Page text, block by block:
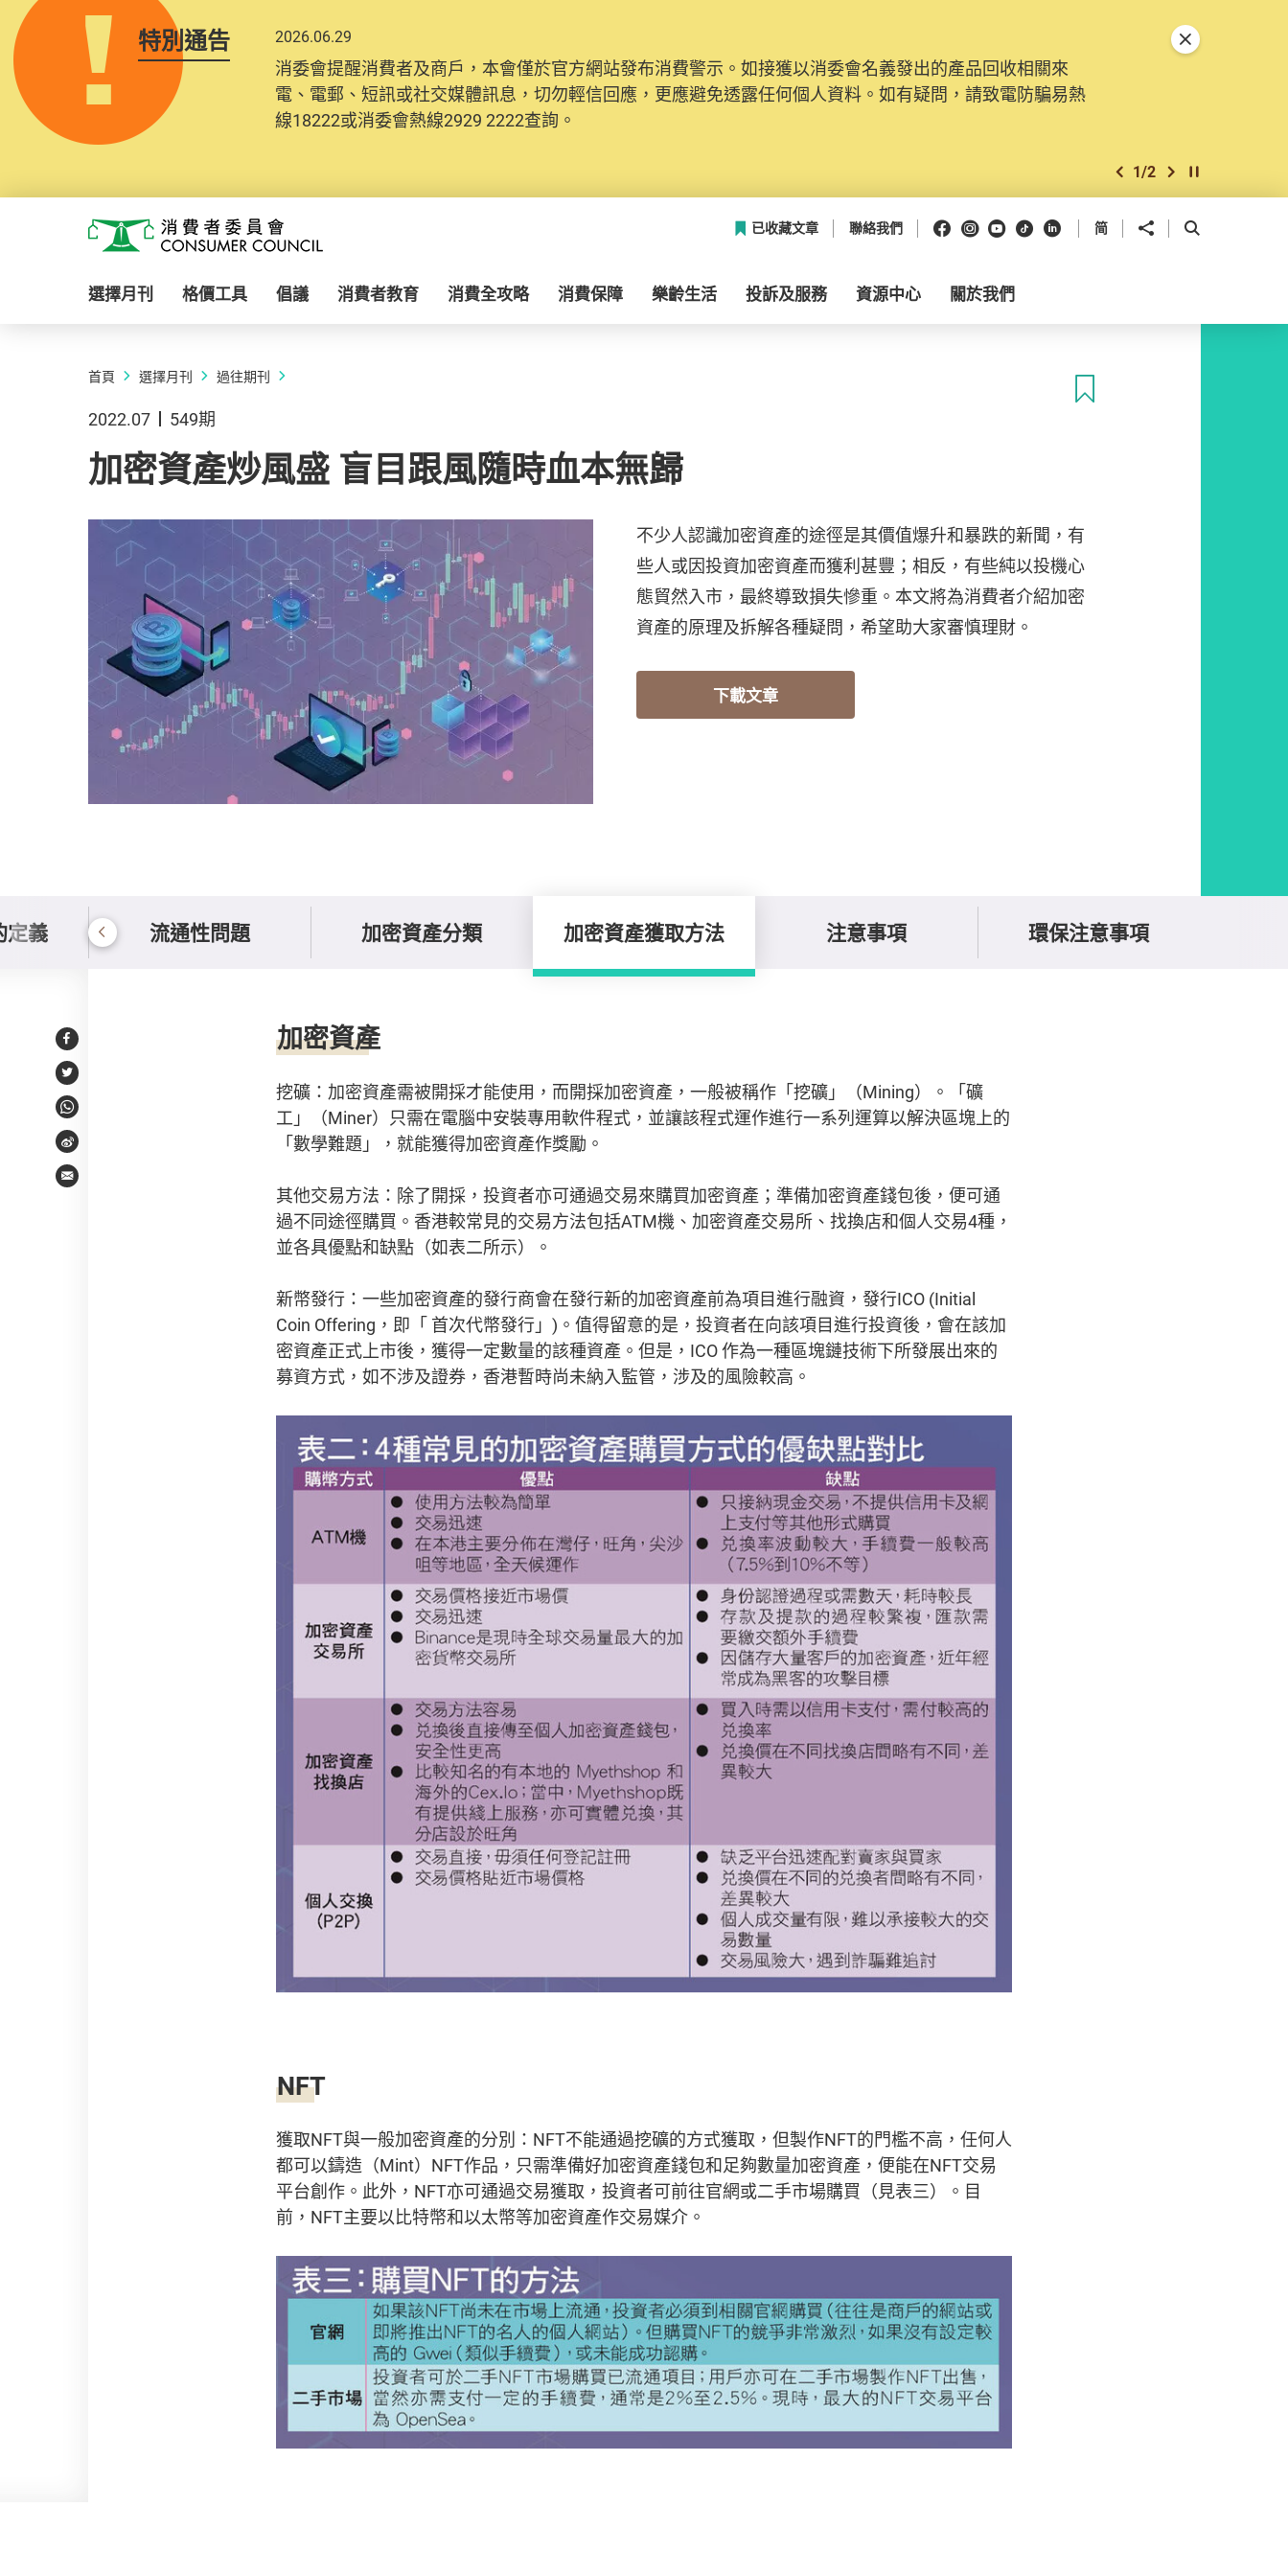
特別通告 2026.06.29
消委會提醒消費者及商戶，本會僅於官方網站發布消費警示。如接獲以消委會名義發出的產品回收相關來
電、電郵、短訊或社交媒體訊息，切勿輕信回應，更應避免透露任何個人資料。如有疑問，請致電防騙易熱
線18222或消委會熱線2929 2222查詢。
上一個
1/2 下一個開始/暫停幻燈
關閉特別通告
消費者委員會
已收藏文章 聯絡我們 Facebook
Instagram
Youtube
抖音領英 简 分享到 開啟搜尋框
選擇月刊 格價工具 倡議 消費者教育 消費全攻略 消費保障 樂齡生活 投訴及服務 資源中心 關於我們
首頁 選擇月刊 過往期刊
2022.07 549期
加密資產炒風盛 盲目跟風隨時血本無歸
不少人認識加密資產的途徑是其價值爆升和暴跌的新聞，有
些人或因投資加密資產而獲利甚豐；相反，有些純以投機心
態貿然入市，最終導致損失慘重。本文將為消費者介紹加密
資產的原理及拆解各種疑問，希望助大家審慎理財。
下載文章
定義 流通性問題 加密資產分類 加密資產獲取方法 注意事項 環保注意事項
Facebook
Twitter
WhatsApp
Weibo
Email
加密資產
挖礦：加密資產需被開採才能使用，而開採加密資產，一般被稱作「挖礦」（Mining）。「礦
工」（Miner）只需在電腦中安裝專用軟件程式，並讓該程式運作進行一系列運算以解決區塊上的
「數學難題」，就能獲得加密資產作獎勵。
其他交易方法：除了開採，投資者亦可通過交易來購買加密資產；準備加密資產錢包後，便可通
過不同途徑購買。香港較常見的交易方法包括ATM機、加密資產交易所、找換店和個人交易4種，
並各具優點和缺點（如表二所示）。
新幣發行：一些加密資產的發行商會在發行新的加密資產前為項目進行融資，發行ICO (Initial
Coin Offering，即「 首次代幣發行」)。值得留意的是，投資者在向該項目進行投資後，會在該加
密資產正式上市後，獲得一定數量的該種資產。但是，ICO 作為一種區塊鏈技術下所發展出來的
募資方式，如不涉及證券，香港暫時尚未納入監管，涉及的風險較高。
NFT
獲取NFT與一般加密資產的分別：NFT不能通過挖礦的方式獲取，但製作NFT的門檻不高，任何人
都可以鑄造（Mint）NFT作品，只需準備好加密資產錢包和足夠數量加密資產，便能在NFT交易
平台創作。此外，NFT亦可通過交易獲取，投資者可前往官網或二手市場購買（見表三）。目
前，NFT主要以比特幣和以太幣等加密資產作交易媒介。